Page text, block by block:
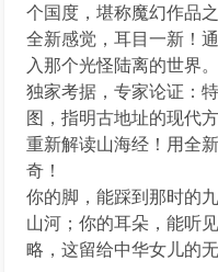
个国度，堪称魔幻作品之
全新感觉，耳目一新！
入那个光怪陆离的世界。
独家考据，专家论证：
图，指明古地址的现代方
重新解读山海经！用全
奇！
你的脚，能踩到那时的
山河；你的耳朵，能听
略，这留给中华女儿的无